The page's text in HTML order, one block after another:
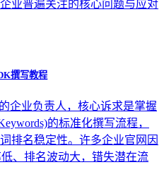
业普遍关注的核心问题与应对
撰写教程
企业负责人，核心诉求是掌握
的标准化撰写流程，
排名稳定性。许多企业官网因
、排名波动大，错失潜在流